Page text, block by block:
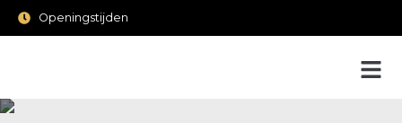
Openingstijden